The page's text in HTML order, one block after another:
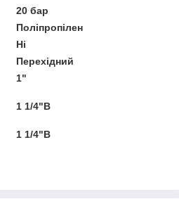
20 бар
Поліпропілен
Ні
Перехідний
1"
1 1/4"В
1 1/4"В